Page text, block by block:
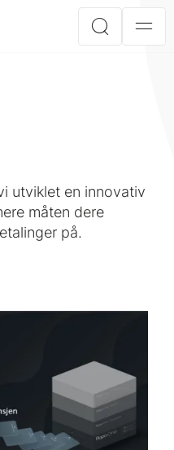
utviklet en innovativ
måten dere
på.